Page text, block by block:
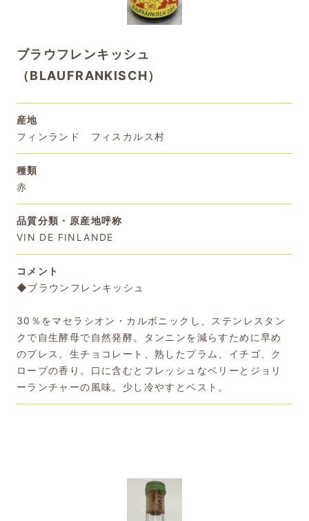
ブラウフレンキッシュ
（BLAUFRANKISCH）
産地
フィンランド フィスカルス村
種類
赤
品質分類・原産地呼称
VIN DE FINLANDE
コメント
◆ブラウンフレンキッシュ
30％をマセラシオン・カルボニックし、ステンレスタン
クで自生酵母で自然発酵。タンニンを減らすために早め
のプレス。生チョコレート、熟したプラム、イチゴ、ク
ローブの香り。口に含むとフレッシュなベリーとジョリ
ーランチャーの風味。少し冷やすとベスト。